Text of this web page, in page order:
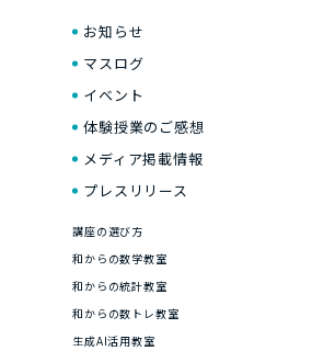
お知らせ
マスログ
イベント
体験授業のご感想
メディア掲載情報
プレスリリース
講座の選び方
和からの数学教室
和からの統計教室
和からの数トレ教室
生成AI活用教室